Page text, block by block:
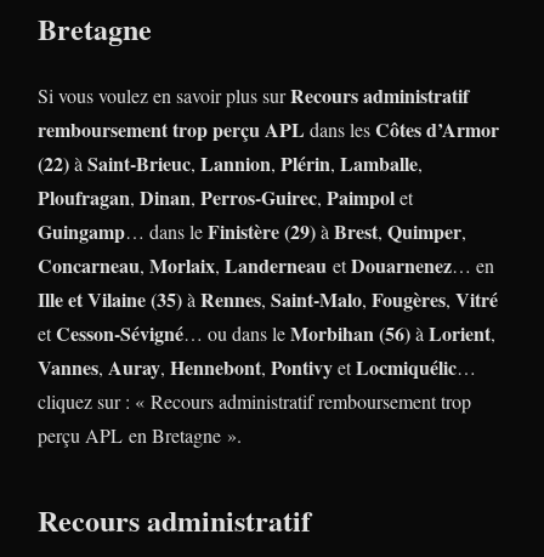
Bretagne
Si vous voulez en savoir plus surRecours administratif
remboursement trop perçu APL dans lesCôtes d’Armor
(22)à Saint-Brieuc, Lannion, Plérin, Lamballe,
Ploufragan, Dinan, Perros-Guirec, Paimpolet
Guingamp… dans leFinistère (29)à Brest, Quimper,
Concarneau, Morlaix, Landerneau etDouarnenez… en
Ille et Vilaine (35)à Rennes, Saint-Malo, Fougères, Vitré
etCesson-Sévigné… ou dans leMorbihan (56)à Lorient,
Vannes, Auray, Hennebont, PontivyetLocmiquélic…
cliquez sur : « Recours administratif remboursement trop
perçu APL en Bretagne ».
Recours administratif